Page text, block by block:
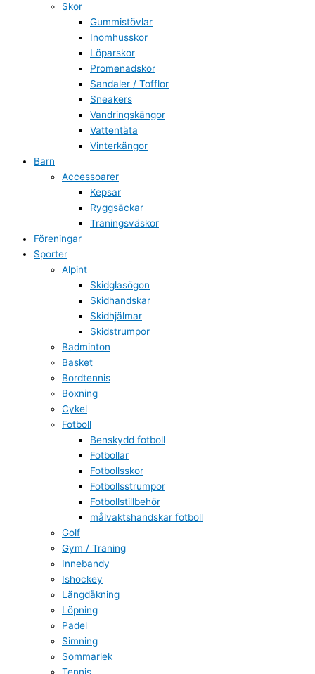
Skor
Gummistövlar
Inomhusskor
Löparskor
Promenadskor
Sandaler / Tofflor
Sneakers
Vandringskängor
Vattentäta
Vinterkängor
Barn
Accessoarer
Kepsar
Ryggsäckar
Träningsväskor
Föreningar
Sporter
Alpint
Skidglasögon
Skidhandskar
Skidhjälmar
Skidstrumpor
Badminton
Basket
Bordtennis
Boxning
Cykel
Fotboll
Benskydd fotboll
Fotbollar
Fotbollsskor
Fotbollsstrumpor
Fotbollstillbehör
målvaktshandskar fotboll
Golf
Gym / Träning
Innebandy
Ishockey
Längdåkning
Löpning
Padel
Simning
Sommarlek